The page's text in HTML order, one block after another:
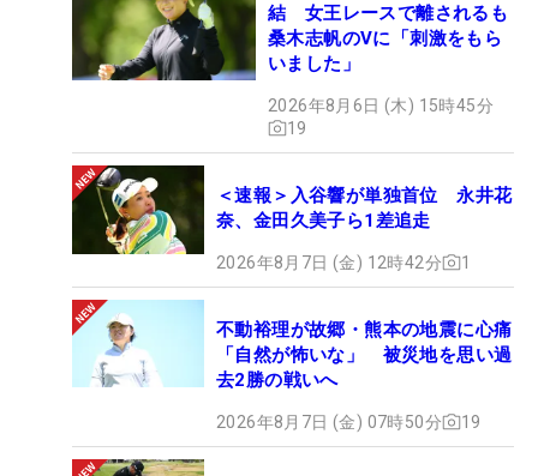
結 女王レースで離されるも
桑木志帆のVに「刺激をもら
いました」
2026年8月6日 (木) 15時45分
19
＜速報＞入谷響が単独首位 永井花
奈、金田久美子ら1差追走
2026年8月7日 (金) 12時42分 1
不動裕理が故郷・熊本の地震に心痛
「自然が怖いな」 被災地を思い過
去2勝の戦いへ
2026年8月7日 (金) 07時50分 19